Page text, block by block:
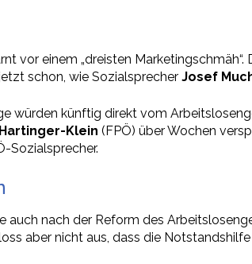
vor einem „dreisten
schon, wie Sozialsprecher Josef
würden künftig direkt vom
Klein (FPÖ) über Wochen
Sozialsprecher.
nach der Reform des
aber nicht aus, dass die